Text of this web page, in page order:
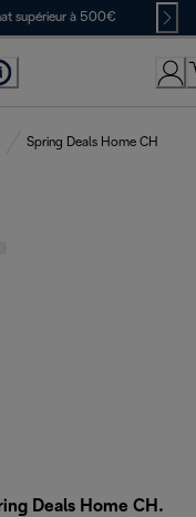
supérieur à 500€
Spring Deals Home CH
Deals Home CH.